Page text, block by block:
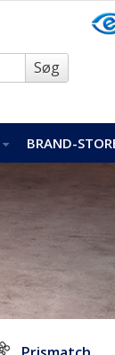
Søg
BRAND-